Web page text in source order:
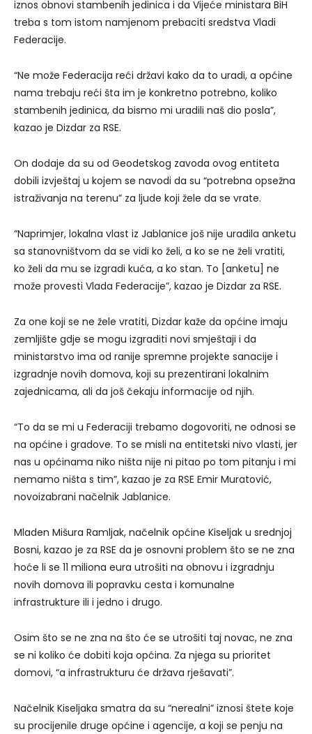
iznos obnovi stambenih jedinica i da Vijeće ministara BiH
treba s tom istom namjenom prebaciti sredstva Vladi
Federacije.
“Ne može Federacija reći državi kako da to uradi, a općine
nama trebaju reći šta im je konkretno potrebno, koliko
stambenih jedinica, da bismo mi uradili naš dio posla”,
kazao je Dizdar za RSE.
On dodaje da su od Geodetskog zavoda ovog entiteta
dobili izvještaj u kojem se navodi da su “potrebna opsežna
istraživanja na terenu” za ljude koji žele da se vrate.
“Naprimjer, lokalna vlast iz Jablanice još nije uradila anketu
sa stanovništvom da se vidi ko želi, a ko se ne želi vratiti,
ko želi da mu se izgradi kuća, a ko stan. To [anketu] ne
može provesti Vlada Federacije”, kazao je Dizdar za RSE.
Za one koji se ne žele vratiti, Dizdar kaže da općine imaju
zemljište gdje se mogu izgraditi novi smještaji i da
ministarstvo ima od ranije spremne projekte sanacije i
izgradnje novih domova, koji su prezentirani lokalnim
zajednicama, ali da još čekaju informacije od njih.
“To da se mi u Federaciji trebamo dogovoriti, ne odnosi se
na općine i gradove. To se misli na entitetski nivo vlasti, jer
nas u općinama niko ništa nije ni pitao po tom pitanju i mi
nemamo ništa s tim”, kazao je za RSE Emir Muratović,
novoizabrani načelnik Jablanice.
Mladen Mišura Ramljak, načelnik općine Kiseljak u srednjoj
Bosni, kazao je za RSE da je osnovni problem što se ne zna
hoće li se 11 miliona eura utrošiti na obnovu i izgradnju
novih domova ili popravku cesta i komunalne
infrastrukture ili i jedno i drugo.
Osim što se ne zna na što će se utrošiti taj novac, ne zna
se ni koliko će dobiti koja općina. Za njega su prioritet
domovi, “a infrastrukturu će država rješavati”.
Načelnik Kiseljaka smatra da su “nerealni” iznosi štete koje
su procijenile druge općine i agencije, a koji se penju na